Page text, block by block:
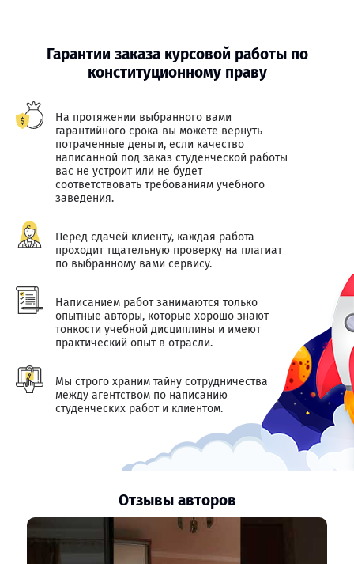
Гарантии заказа курсовой работы по
конституционному праву
На протяжении выбранного вами
гарантийного срока вы можете вернуть
потраченные деньги, если качество
написанной под заказ студенческой работы
вас не устроит или не будет
соответствовать требованиям учебного
заведения.
Перед сдачей клиенту, каждая работа
проходит тщательную проверку на плагиат
по выбранному вами сервису.
Написанием работ занимаются только
опытные авторы, которые хорошо знают
тонкости учебной дисциплины и имеют
практический опыт в отрасли.
Мы строго храним тайну сотрудничества
между агентством по написанию
студенческих работ и клиентом.
Отзывы авторов